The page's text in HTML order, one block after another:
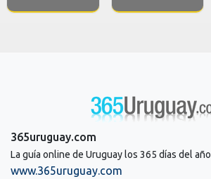
365uruguay.com
La guía online de Uruguay los 365 días del año
www.365uruguay.com